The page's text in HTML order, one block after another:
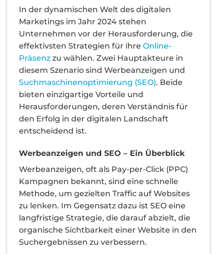
In der dynamischen Welt des digitalen
Marketings im Jahr 2024 stehen
Unternehmen vor der Herausforderung, die
effektivsten Strategien für ihre Online-
Präsenz zu wählen. Zwei Hauptakteure in
diesem Szenario sind Werbeanzeigen und
Suchmaschinenoptimierung (SEO). Beide
bieten einzigartige Vorteile und
Herausforderungen, deren Verständnis für
den Erfolg in der digitalen Landschaft
entscheidend ist.
Werbeanzeigen und SEO – Ein Überblick
Werbeanzeigen, oft als Pay-per-Click (PPC)
Kampagnen bekannt, sind eine schnelle
Methode, um gezielten Traffic auf Websites
zu lenken. Im Gegensatz dazu ist SEO eine
langfristige Strategie, die darauf abzielt, die
organische Sichtbarkeit einer Website in den
Suchergebnissen zu verbessern.